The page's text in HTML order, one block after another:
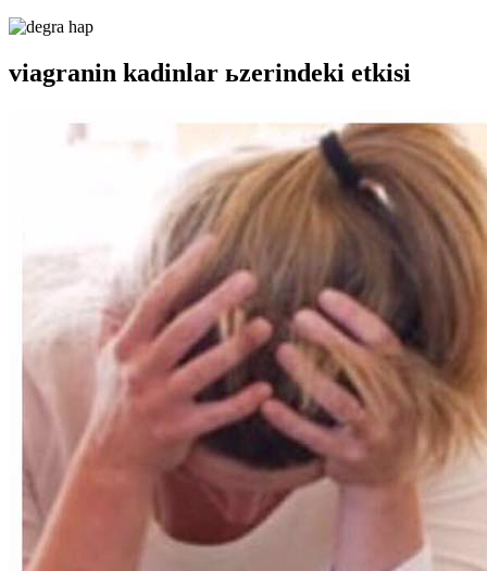
viagranin kadinlar ьzerindeki etkisi